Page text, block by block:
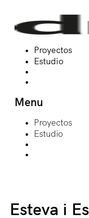
Proyectos
Estudio
Menu
Proyectos
Estudio
Esteva i